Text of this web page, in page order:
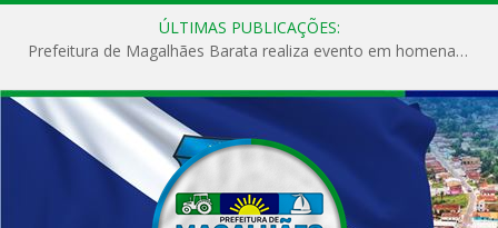
ÚLTIMAS PUBLICAÇÕES:
Prefeitura de Magalhães Barata realiza evento em homenagem ao Dia Internacional da Mulher